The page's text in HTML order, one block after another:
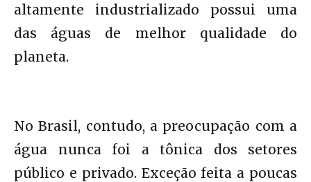
altamente industrializado possui uma
das águas de melhor qualidade do
planeta.
No Brasil, contudo, a preocupação com a
água nunca foi a tônica dos setores
público e privado. Exceção feita a poucas